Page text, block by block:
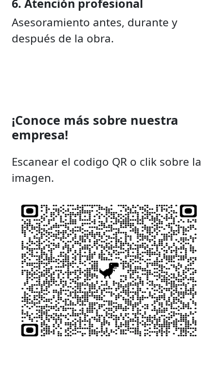
6. Atención profesional
Asesoramiento antes, durante y
después de la obra.
¡Conoce más sobre nuestra
empresa!
Escanear el codigo QR o clik sobre la
imagen.